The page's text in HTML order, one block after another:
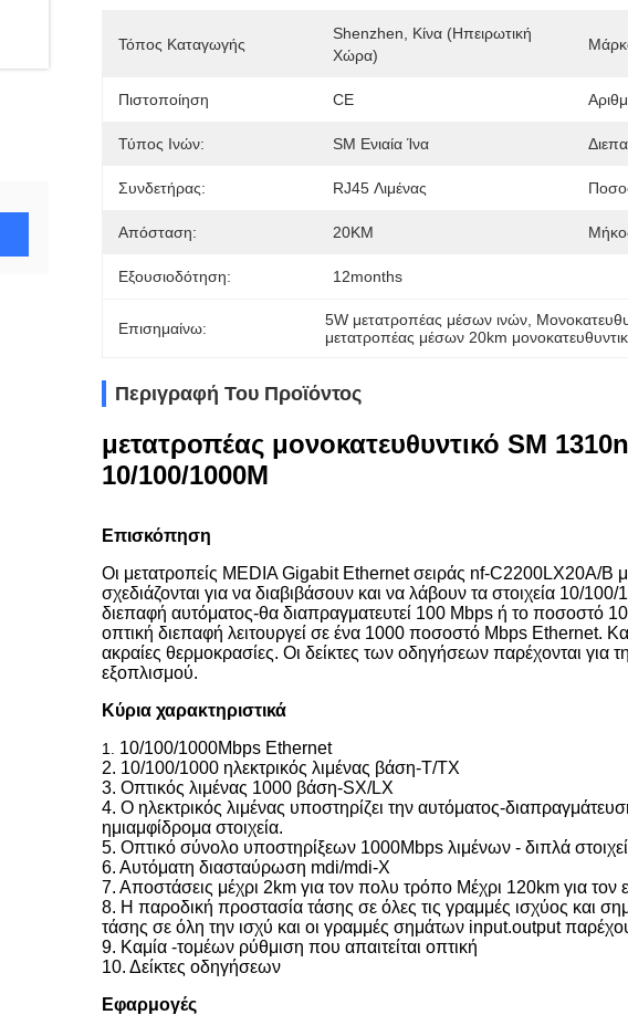
Τόπος Καταγωγής
Shenzhen, Κίνα (ηπειρωτική
Χώρα)
Πιστοποίηση CE
Τύπος Ινών: SM Ενιαία Ίνα
Συνδετήρας: RJ45 Λιμένας
Απόσταση: 20KM
Εξουσιοδότηση: 12months
Επισημαίνω: 5W μετατροπέας μέσων ινών
μετατροπέας μέσων 20km
Περιγραφή Του Προϊόντος
μετατροπέας μονοκατευθυντικό SM
10/100/1000M
Επισκόπηση
Οι μετατροπείς MEDIA Gigabit Ethernet σειράς nf-C2200LX20A/B
σχεδιάζονται για να διαβιβάσουν και να λάβουν τα στοιχεία 10/
διεπαφή αυτόματος-θα διαπραγματευτεί 100 Mbps ή το ποσοστό
οπτική διεπαφή λειτουργεί σε ένα 1000 ποσοστό Mbps Ethernet.
ακραίες θερμοκρασίες. Οι δείκτες των οδηγήσεων παρέχονται για
εξοπλισμού.
Κύρια χαρακτηριστικά
1. 10/100/1000Mbps Ethernet
2. 10/100/1000 ηλεκτρικός λιμένας βάση-T/TX
3. Οπτικός λιμένας 1000 βάση-SX/LX
4. Ο ηλεκτρικός λιμένας υποστηρίζει την αυτόματος-
ημιαμφίδρομα στοιχεία.
5. Οπτικό σύνολο υποστηρίξεων 1000Mbps λιμένων - διπλά
6. Αυτόματη διασταύρωση mdi/mdi-Χ
7. Αποστάσεις μέχρι 2km για τον πολυ τρόπο Μέχρι 120km για τον
8. Η παροδική προστασία τάσης σε όλες τις γραμμές ισχύος και
τάσης σε όλη την ισχύ και οι γραμμές σημάτων input.output
9. Καμία -τομέων ρύθμιση που απαιτείται οπτική
10. Δείκτες οδηγήσεων
Εφαρμογές